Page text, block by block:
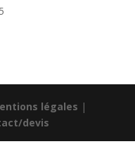
légales |
devis